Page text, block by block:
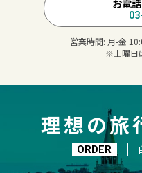
お電
営業時間: 月-金
※土曜日
理想の旅
ORDER